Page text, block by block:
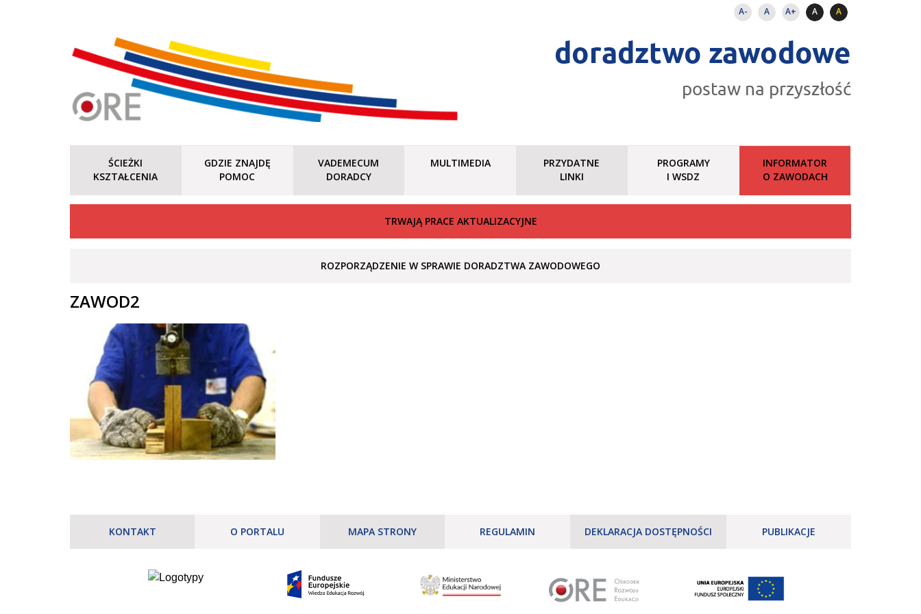
A- A A+ A A
doradztwo zawodowe
postaw na przyszłość
ŚCIEŻKI
KSZTAŁCENIA
GDZIE ZNAJDĘ
POMOC
VADEMECUM
DORADCY
MULTIMEDIA
PRZYDATNE
LINKI
PROGRAMY
I WSDZ
INFORMATOR
O ZAWODACH
TRWAJĄ PRACE AKTUALIZACYJNE
ROZPORZĄDZENIE W SPRAWIE DORADZTWA ZAWODOWEGO
ZAWOD2
KONTAKT O PORTALU MAPA STRONY REGULAMIN DEKLARACJA DOSTĘPNOŚCI PUBLIKACJE